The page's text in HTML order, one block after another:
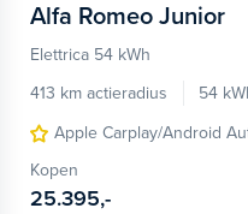
Alfa Romeo Junior
Elettrica 54 kWh
413 km actieradius
54
Apple Carplay/Android
Kopen
25.395,-